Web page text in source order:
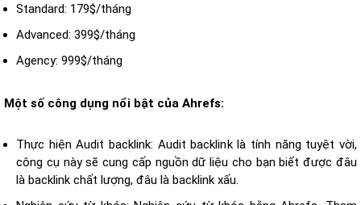
Standard: 179$/tháng
Advanced: 399$/tháng
Agency: 999$/tháng
Một số công dụng nổi bật của Ahrefs:
Thực hiện Audit backlink: Audit backlink là tính năng tuyệt vời,
công cụ này sẽ cung cấp nguồn dữ liệu cho bạn biết được đâu
là backlink chất lượng, đâu là backlink xấu.